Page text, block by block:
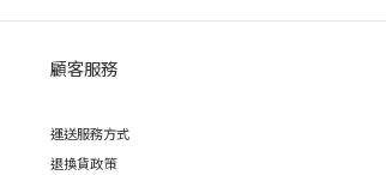
顧客服務
運送服務方式
退換貨政策